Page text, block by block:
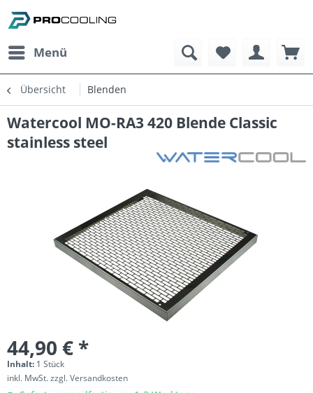
Menü
Übersicht Blenden
Watercool MO-RA3 420 Blende Classic
stainless steel
44,90 € *
Inhalt: 1 Stück
inkl. MwSt.zzgl. Versandkosten